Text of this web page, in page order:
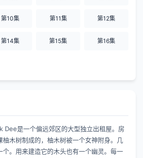
第10集 第11集 第12集
第14集 第15集 第16集
Dee是一个偏远郊区的大型独立出租屋。房
柚木树制成的，柚木树被一个女神附身。几
个。用来建造它的木头也有一个幽灵。每一